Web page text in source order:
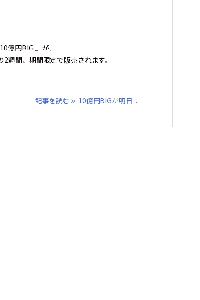
億円BIG 』が、
週間、期間限定で販売されます。
記事を読む 10億円BIGが明日 ...